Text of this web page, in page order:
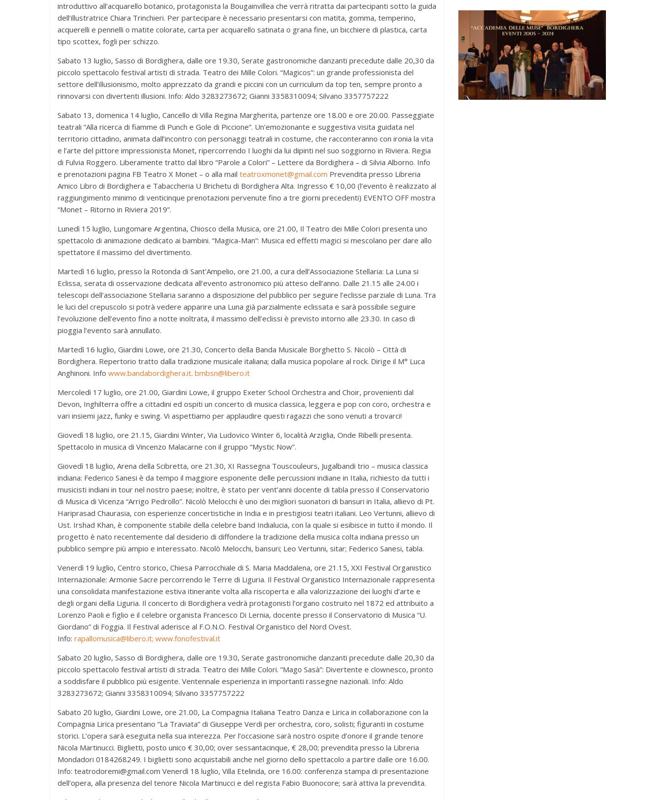
introduttivo all’acquarello botanico, protagonista la Bougainvillea che verrà ritratta dai partecipanti sotto la guida
dell’illustratrice Chiara Trinchieri. Per partecipare è necessario presentarsi con matita, gomma, temperino,
acquerelli e pennelli o matite colorate, carta per acquarello satinata o grana fine, un bicchiere di plastica, carta
tipo scottex, fogli per schizzo.
Sabato 13 luglio, Sasso di Bordighera, dalle ore 19.30, Serate gastronomiche danzanti precedute dalle 20,30 da
piccolo spettacolo festival artisti di strada. Teatro dei Mille Colori. “Magicos”: un grande professionista del
settore dell’illusionismo, molto apprezzato da grandi e piccini con un curriculum da top ten, sempre pronto a
rinnovarsi con divertenti illusioni. Info: Aldo 3283273672; Gianni 3358310094; Silvano 3357757222
Sabato 13, domenica 14 luglio, Cancello di Villa Regina Margherita, partenze ore 18.00 e ore 20.00. Passeggiate
teatrali “Alla ricerca di fiamme di Punch e Gole di Piccione”. Un’emozionante e suggestiva visita guidata nel
territorio cittadino, animata dall’incontro con personaggi teatrali in costume, che racconteranno con ironia la vita
e l’arte del pittore impressionista Monet, ripercorrendo I luoghi da lui dipinti nel suo soggiorno in Riviera. Regia
di Fulvia Roggero. Liberamente tratto dal libro “Parole a Colori” – Lettere da Bordighera – di Silvia Alborno. Info
e prenotazioni pagina FB Teatro X Monet – o alla mail teatroxmonet@gmail.com Prevendita presso Libreria
Amico Libro di Bordighera e Tabaccheria U Brichetu di Bordighera Alta. Ingresso € 10,00 (l’evento è realizzato al
raggiungimento minimo di venticinque prenotazioni pervenute fino a tre giorni precedenti) EVENTO OFF mostra
“Monet – Ritorno in Riviera 2019”.
Lunedì 15 luglio, Lungomare Argentina, Chiosco della Musica, ore 21.00, Il Teatro dei Mille Colori presenta uno
spettacolo di animazione dedicato ai bambini. “Magica-Man”: Musica ed effetti magici si mescolano per dare allo
spettatore il massimo del divertimento.
Martedì 16 luglio, presso la Rotonda di Sant’Ampelio, ore 21.00, a cura dell’Associazione Stellaria: La Luna si
Eclissa, serata di osservazione dedicata all’evento astronomico più atteso dell’anno. Dalle 21.15 alle 24.00 i
telescopi dell’associazione Stellaria saranno a disposizione del pubblico per seguire l’eclisse parziale di Luna. Tra
le luci del crepuscolo si potrà vedere apparire una Luna già parzialmente eclissata e sarà possibile seguire
l’evoluzione dell’evento fino a notte inoltrata, il massimo dell’eclissi è previsto intorno alle 23.30. In caso di
pioggia l’evento sarà annullato.
Martedì 16 luglio, Giardini Lowe, ore 21.30, Concerto della Banda Musicale Borghetto S. Nicolò – Città di
Bordighera. Repertorio tratto dalla tradizione musicale italiana; dalla musica popolare al rock. Dirige il M° Luca
Anghinoni. Info www.bandabordighera.it. bmbsn@libero.it
Mercoledì 17 luglio, ore 21.00, Giardini Lowe, il gruppo Exeter School Orchestra and Choir, provenienti dal
Devon, Inghilterra offre a cittadini ed ospiti un concerto di musica classica, leggera e pop con coro, orchestra e
vari insiemi jazz, funky e swing. Vi aspettiamo per applaudire questi ragazzi che sono venuti a trovarci!
Giovedì 18 luglio, ore 21.15, Giardini Winter, Via Ludovico Winter 6, località Arziglia, Onde Ribelli presenta.
Spettacolo in musica di Vincenzo Malacarne con il gruppo “Mystic Now”.
Giovedì 18 luglio, Arena della Scibretta, ore 21.30, XI Rassegna Touscouleurs, Jugalbandi trio – musica classica
indiana: Federico Sanesi è da tempo il maggiore esponente delle percussioni indiane in Italia, richiesto da tutti i
musicisti indiani in tour nel nostro paese; inoltre, è stato per vent’anni docente di tabla presso il Conservatorio
di Musica di Vicenza “Arrigo Pedrollo”. Nicolò Melocchi è uno dei migliori suonatori di bansuri in Italia, allievo di Pt.
Hariprasad Chaurasia, con esperienze concertistiche in India e in prestigiosi teatri italiani. Leo Vertunni, allievo di
Ust. Irshad Khan, è componente stabile della celebre band Indialucia, con la quale si esibisce in tutto il mondo. Il
progetto è nato recentemente dal desiderio di diffondere la tradizione della musica colta indiana presso un
pubblico sempre più ampio e interessato. Nicolò Melocchi, bansuri; Leo Vertunni, sitar; Federico Sanesi, tabla.
Venerdì 19 luglio, Centro storico, Chiesa Parrocchiale di S. Maria Maddalena, ore 21.15, XXI Festival Organistico
Internazionale: Armonie Sacre percorrendo le Terre di Liguria. Il Festival Organistico Internazionale rappresenta
una consolidata manifestazione estiva itinerante volta alla riscoperta e alla valorizzazione dei luoghi d’arte e
degli organi della Liguria. Il concerto di Bordighera vedrà protagonisti l’organo costruito nel 1872 ed attribuito a
Lorenzo Paoli e figlio e il celebre organista Francesco Di Lernia, docente presso il Conservatorio di Musica “U.
Giordano” di Foggia. Il Festival aderisce al F.O.N.O. Festival Organistico del Nord Ovest.
Info: rapallomusica@libero.it; www.fonofestival.it
Sabato 20 luglio, Sasso di Bordighera, dalle ore 19.30, Serate gastronomiche danzanti precedute dalle 20,30 da
piccolo spettacolo festival artisti di strada. Teatro dei Mille Colori. “Mago Sasà”: Divertente e clownesco, pronto
a soddisfare il pubblico più esigente. Ventennale esperienza in importanti rassegne nazionali. Info: Aldo
3283273672; Gianni 3358310094; Silvano 3357757222
Sabato 20 luglio, Giardini Lowe, ore 21.00, La Compagnia Italiana Teatro Danza e Lirica in collaborazione con la
Compagnia Lirica presentano “La Traviata” di Giuseppe Verdi per orchestra, coro, solisti; figuranti in costume
storici. L’opera sarà eseguita nella sua interezza. Per l’occasione sarà nostro ospite d’onore il grande tenore
Nicola Martinucci. Biglietti, posto unico € 30,00; over sessantacinque, € 28,00; prevendita presso la Libreria
Mondadori 0184268249. I biglietti sono acquistabili anche nel giorno dello spettacolo a partire dalle ore 16.00.
Info: teatrodoremi@gmail.com Venerdì 18 luglio, Villa Etelinda, ore 16.00: conferenza stampa di presentazione
dell’opera, alla presenza del tenore Nicola Martinucci e del regista Fabio Buonocore; sarà attiva la prevendita.